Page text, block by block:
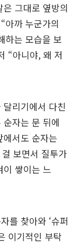
그대로 옆방의
아까 누군가의
하는 모습을 보
“아니야, 왜 저
리기에서 다친
자는 문 뒤에
서도 순자는
보면서 질투가
쌓이는 느
를 찾아와 ‘슈퍼
이기적인 부탁